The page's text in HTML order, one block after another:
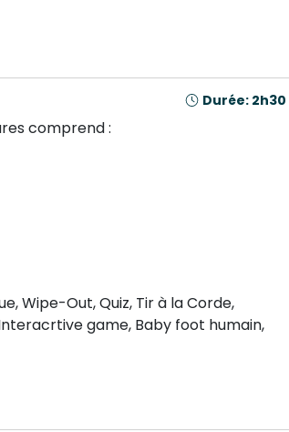
Durée: 2h30
comprend :
Wipe-Out, Quiz, Tir à la Corde,
game, Baby foot humain,